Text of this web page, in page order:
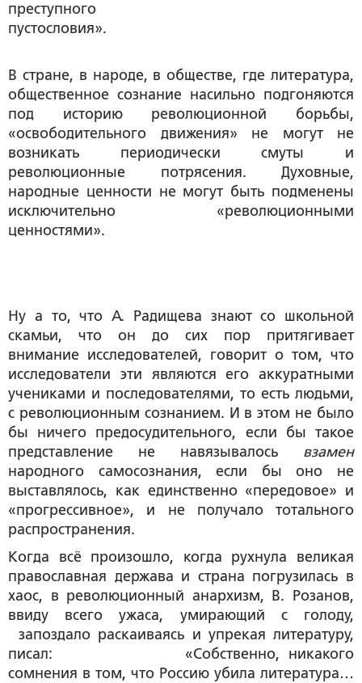
преступного
пустословия».
В стране, в народе, в обществе, где литература,
общественное сознание насильно подгоняются
под историю революционной борьбы,
«освободительного движения» не могут не
возникать периодически смуты и
революционные потрясения. Духовные,
народные ценности не могут быть подменены
исключительно «революционными
ценностями».
Ну а то, что А. Радищева знают со школьной
скамьи, что он до сих пор притягивает
внимание исследователей, говорит о том, что
исследователи эти являются его аккуратными
учениками и последователями, то есть людьми,
с революционным сознанием. И в этом не было
бы ничего предосудительного, если бы такое
представление не навязывалось взамен
народного самосознания, если бы оно не
выставлялось, как единственно «передовое» и
«прогрессивное», и не получало тотального
распространения.
Когда всё произошло, когда рухнула великая
православная держава и страна погрузилась в
хаос, в революционный анархизм, В. Розанов,
ввиду всего ужаса, умирающий с голоду,
запоздало раскаиваясь и упрекая литературу,
писал: «Собственно, никакого
сомнения в том, что Россию убила литература…